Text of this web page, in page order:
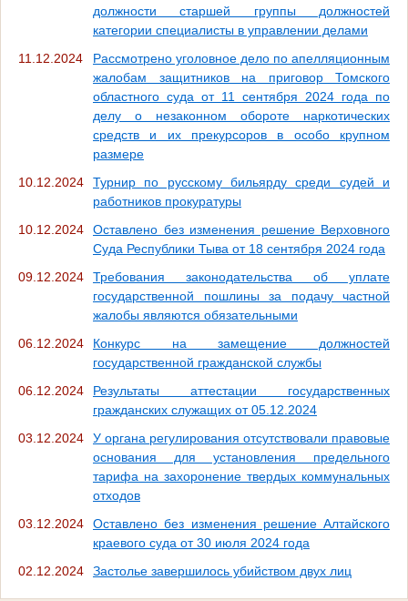
должности старшей группы должностей
категории специалисты в управлении делами
11.12.2024
Рассмотрено уголовное дело по апелляционным
жалобам защитников на приговор Томского
областного суда от 11 сентября 2024 года по
делу о незаконном обороте наркотических
средств и их прекурсоров в особо крупном
размере
10.12.2024
Турнир по русскому бильярду среди судей и
работников прокуратуры
10.12.2024
Оставлено без изменения решение Верховного
Суда Республики Тыва от 18 сентября 2024 года
09.12.2024
Требования законодательства об уплате
государственной пошлины за подачу частной
жалобы являются обязательными
06.12.2024
Конкурс на замещение должностей
государственной гражданской службы
06.12.2024
Результаты аттестации государственных
гражданских служащих от 05.12.2024
03.12.2024
У органа регулирования отсутствовали правовые
основания для установления предельного
тарифа на захоронение твердых коммунальных
отходов
03.12.2024
Оставлено без изменения решение Алтайского
краевого суда от 30 июля 2024 года
02.12.2024
Застолье завершилось убийством двух лиц